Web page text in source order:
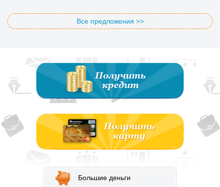
Все предложения >>
Большие деньги